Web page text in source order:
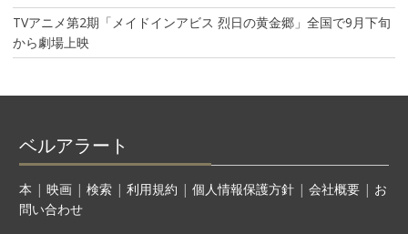
TVアニメ第2期「メイドインアビス 烈日の黄金郷」全国で9月下旬
から劇場上映
ベルアラート
本 | 映画| 検索| 利用規約 | 個人情報保護方針| 会社概要| お
問い合わせ